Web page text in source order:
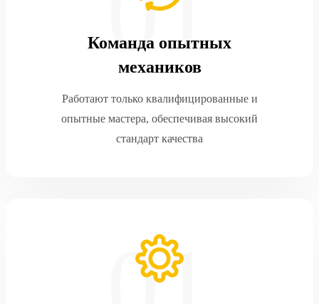
Команда опытных
механиков
Работают только квалифицированные и
опытные мастера, обеспечивая высокий
стандарт качества